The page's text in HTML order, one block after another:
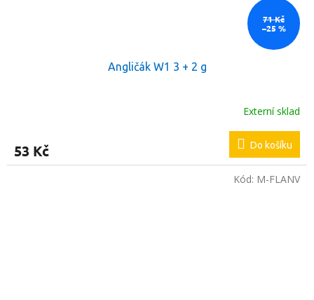
71 Kč
–25 %
Angličák W1 3 + 2 g
Externí sklad
53 Kč Do košíku
Kód: M-FLANV